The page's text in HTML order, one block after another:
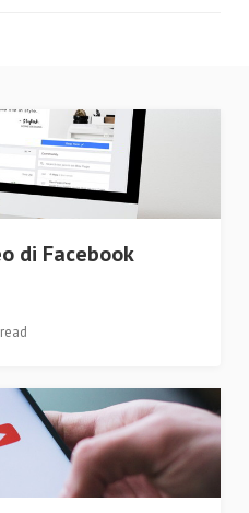
di Facebook